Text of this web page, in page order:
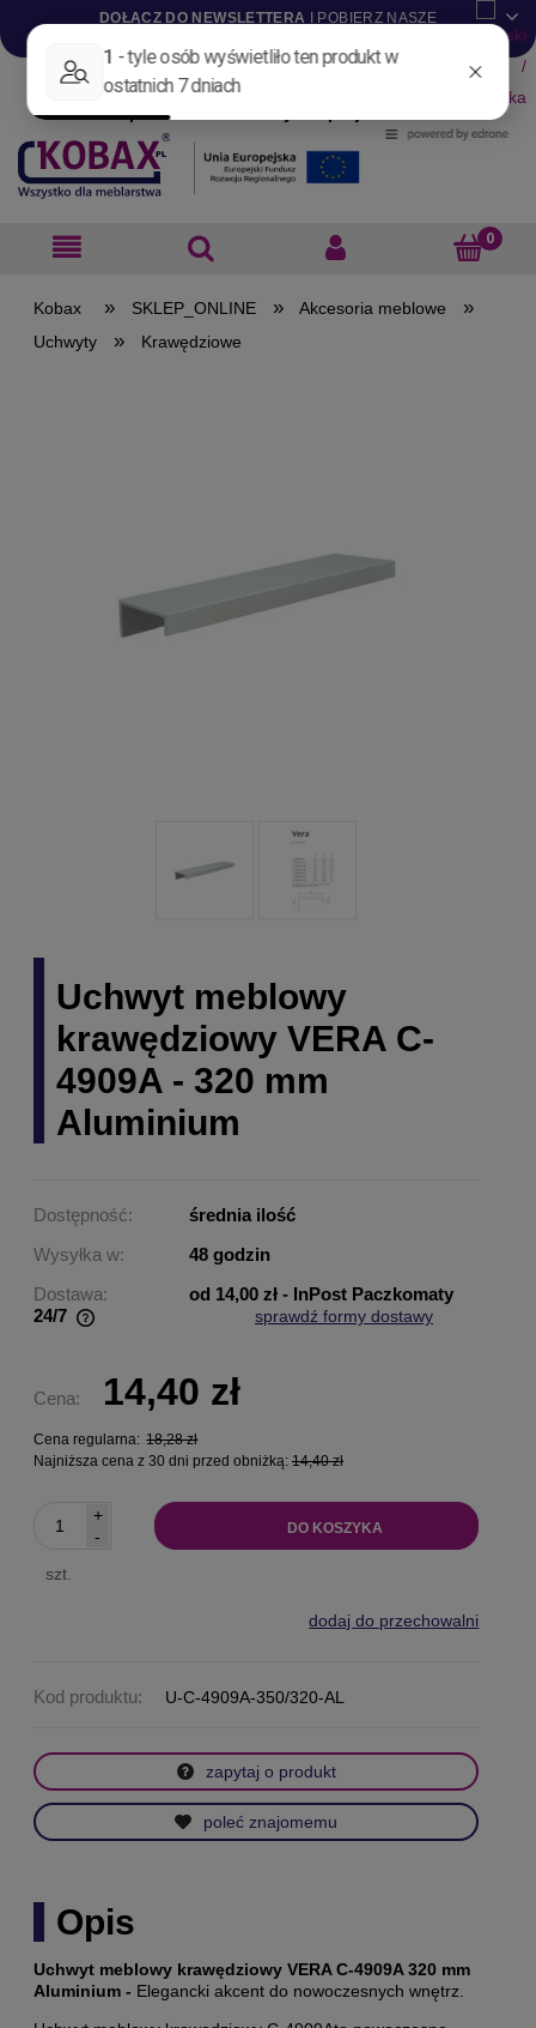
DOŁĄCZ DO NEWSLETTERA I POBIERZ NASZE
Aktualności Nowości
Blog
Pliki do pobrania
» SKLEP_ONLINE » Akcesoria meblowe »
Uchwyty » Krawędziowe
Uchwyt meblowy
krawędziowy VERA C-
4909A - 320 mm
Aluminium
Dostępność:
średnia ilość
Wysyłka w:
48 godzin
Dostawa:
od 14,00 zł - InPost Paczkomaty
24/7
sprawdź formy dostawy
Cena: 14,40 zł
Cena regularna: 18,28 zł
Najniższa cena z 30 dni przed obniżką: 14,40 zł
-
+
szt.
DO KOSZYKA
dodaj do przechowalni
Kod produktu: U-C-4909A-350/320-AL
zapytaj o produkt
poleć znajomemu
Opis
Uchwyt meblowy krawędziowy VERA C-4909A 320 mm
Aluminium - Elegancki akcent do nowoczesnych wnętrz.